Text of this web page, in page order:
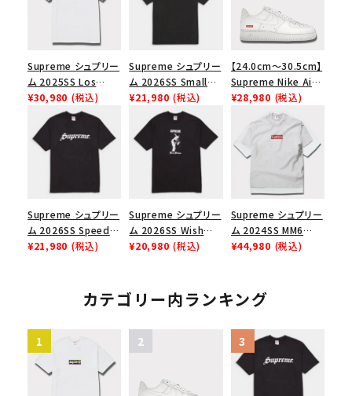
Supreme シュプリー
ム 2025SS Los
Angeles Fire Relief
Box Logo Tee ファ
イヤーリリーフボック
スロゴTシャツ ホワ
¥30,980 (税込)
Supreme シュプリー
ム 2026SS Small
Box Tee スモールボ
ックスTシャツ ブラッ
¥21,980 (税込)
【24.0cm～30.5cm】
Supreme Nike Air
Force 1 Low シュプ
リーム ナイキエアフォ
ース１スニーカー シ
ューズ ホワイト
¥28,980 (税込)
Supreme シュプリー
ム 2026SS Speed
Tee スピードTシャツ
¥21,980 (税込)
Supreme シュプリー
ム 2026SS Wish
Tee ウィッシュTシ
¥20,980 (税込)
Supreme シュプリー
ム 2024SS MM6
Maison Margiela
クスロゴTシャツ ホ
ワイト 白
¥44,980 (税込)
カテゴリー内ランキング